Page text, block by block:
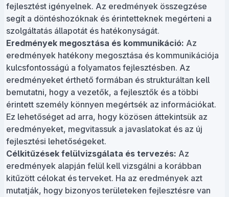
fejlesztést igényelnek. Az eredmények összegzése
segít a döntéshozóknak és érintetteknek megérteni a
szolgáltatás állapotát és hatékonyságát.
Eredmények megosztása és kommunikáció: Az
eredmények hatékony megosztása és kommunikációja
kulcsfontosságú a folyamatos fejlesztésben. Az
eredményeket érthető formában és strukturáltan kell
bemutatni, hogy a vezetők, a fejlesztők és a többi
érintett személy könnyen megértsék az információkat.
Ez lehetőséget ad arra, hogy közösen áttekintsük az
eredményeket, megvitassuk a javaslatokat és az új
fejlesztési lehetőségeket.
Célkitűzések felülvizsgálata és tervezés: Az
eredmények alapján felül kell vizsgálni a korábban
kitűzött célokat és terveket. Ha az eredmények azt
mutatják, hogy bizonyos területeken fejlesztésre van